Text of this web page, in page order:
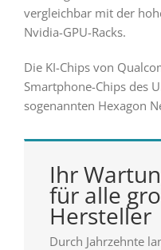
vergleichbar mit der
Nvidia-GPU-Racks.
Die KI-Chips von
Smartphone-Chips des
sogenannten Hexagon
Ihr
für alle
Hersteller
Durch Jahrzehnte